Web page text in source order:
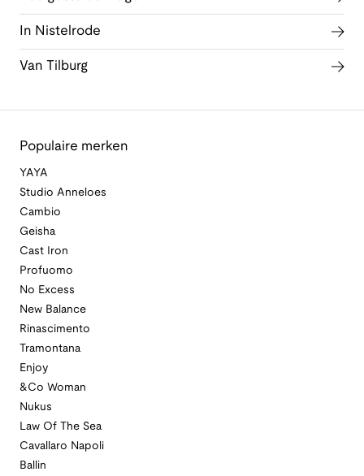
In Nistelrode
Van Tilburg
Populaire merken
YAYA
Studio Anneloes
Cambio
Geisha
Cast Iron
Profuomo
No Excess
New Balance
Rinascimento
Tramontana
Enjoy
&Co Woman
Nukus
Law Of The Sea
Cavallaro Napoli
Ballin